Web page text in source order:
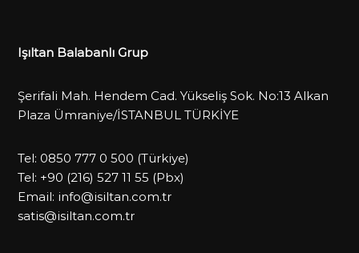
Işıltan Balabanlı Grup
Şerifali Mah. Hendem Cad. Yükseliş Sok. No:13 Alkan
Plaza Ümraniye/İSTANBUL TÜRKİYE
Tel: 0850 777 0 500 (Türkiye)
Tel: +90 (216) 527 11 55 (Pbx)
Email: info@isiltan.com.tr
satis@isiltan.com.tr